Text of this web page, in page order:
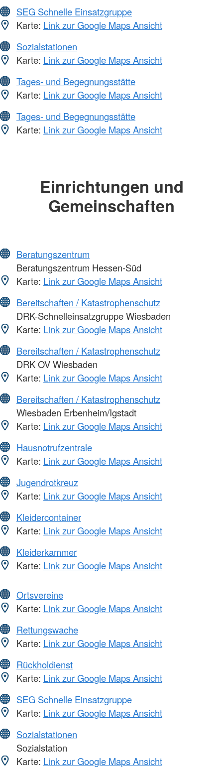
SEG Schnelle Einsatzgruppe
Karte: Link zur Google Maps Ansicht
Sozialstationen
Karte: Link zur Google Maps Ansicht
Tages- und Begegnungsstätte
Karte: Link zur Google Maps Ansicht
Tages- und Begegnungsstätte
Karte: Link zur Google Maps Ansicht
Einrichtungen und
Gemeinschaften
Beratungszentrum
Beratungszentrum Hessen-Süd
Karte: Link zur Google Maps Ansicht
Bereitschaften / Katastrophenschutz
DRK-Schnelleinsatzgruppe Wiesbaden
Karte: Link zur Google Maps Ansicht
Bereitschaften / Katastrophenschutz
DRK OV Wiesbaden
Karte: Link zur Google Maps Ansicht
Bereitschaften / Katastrophenschutz
Wiesbaden Erbenheim/Igstadt
Karte: Link zur Google Maps Ansicht
Hausnotrufzentrale
Karte: Link zur Google Maps Ansicht
Jugendrotkreuz
Karte: Link zur Google Maps Ansicht
Kleidercontainer
Karte: Link zur Google Maps Ansicht
Kleiderkammer
Karte: Link zur Google Maps Ansicht
Ortsvereine
Karte: Link zur Google Maps Ansicht
Rettungswache
Karte: Link zur Google Maps Ansicht
Rückholdienst
Karte: Link zur Google Maps Ansicht
SEG Schnelle Einsatzgruppe
Karte: Link zur Google Maps Ansicht
Sozialstationen
Sozialstation
Karte: Link zur Google Maps Ansicht